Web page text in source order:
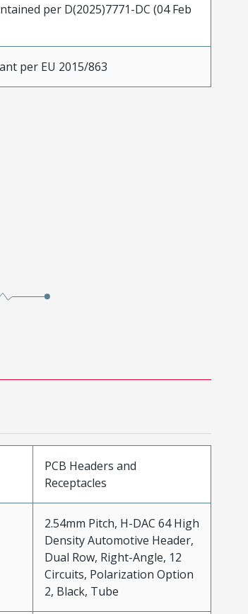
per D(2025)7771-DC (04 Feb
per EU 2015/863
PCB Headers and
Receptacles
2.54mm Pitch, H-DAC 64 High
Density Automotive Header,
Dual Row, Right-Angle, 12
Circuits, Polarization Option
2, Black, Tube